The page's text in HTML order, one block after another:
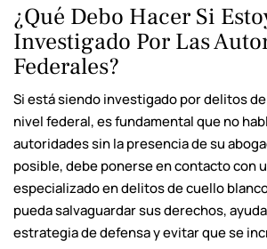
¿Qué Debo Hacer Si
Investigado Por Las
Federales?
Si está siendo investigado por delitos
nivel federal, es fundamental que no
autoridades sin la presencia de su
posible, debe ponerse en contacto con
especializado en delitos de cuello
pueda salvaguardar sus derechos,
estrategia de defensa y evitar que se